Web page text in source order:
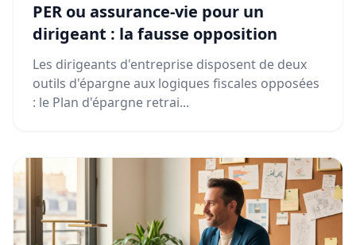
PER ou assurance-vie pour un
dirigeant : la fausse opposition
Les dirigeants d'entreprise disposent de deux
outils d'épargne aux logiques fiscales opposées
: le Plan d'épargne retrai...